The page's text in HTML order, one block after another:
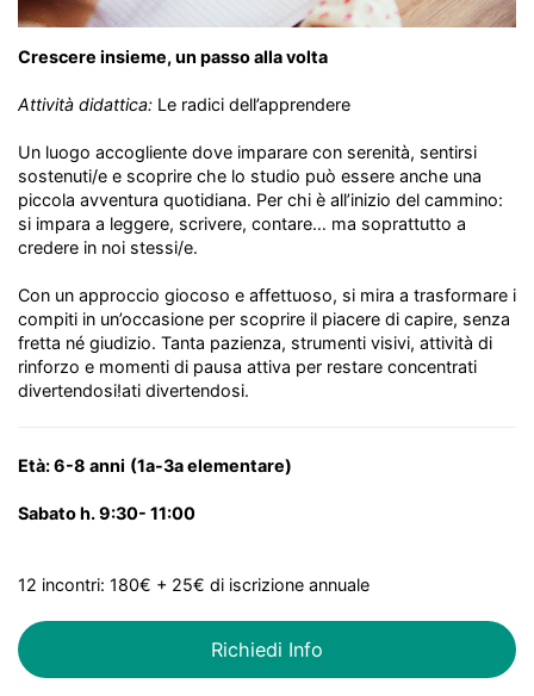
Crescere insieme, un passo alla volta
Attività didattica: Le radici dell’apprendere
Un luogo accogliente dove imparare con serenità, sentirsi
sostenuti/e e scoprire che lo studio può essere anche una
piccola avventura quotidiana. Per chi è all’inizio del cammino:
si impara a leggere, scrivere, contare… ma soprattutto a
credere in noi stessi/e.
Con un approccio giocoso e affettuoso, si mira a trasformare i
compiti in un’occasione per scoprire il piacere di capire, senza
fretta né giudizio. Tanta pazienza, strumenti visivi, attività di
rinforzo e momenti di pausa attiva per restare concentrati
divertendosi!ati divertendosi.
Età: 6-8 anni (1a-3a elementare)
Sabato h.9:30- 11:00
12 incontri: 180€ + 25€ di iscrizione annuale
Richiedi Info